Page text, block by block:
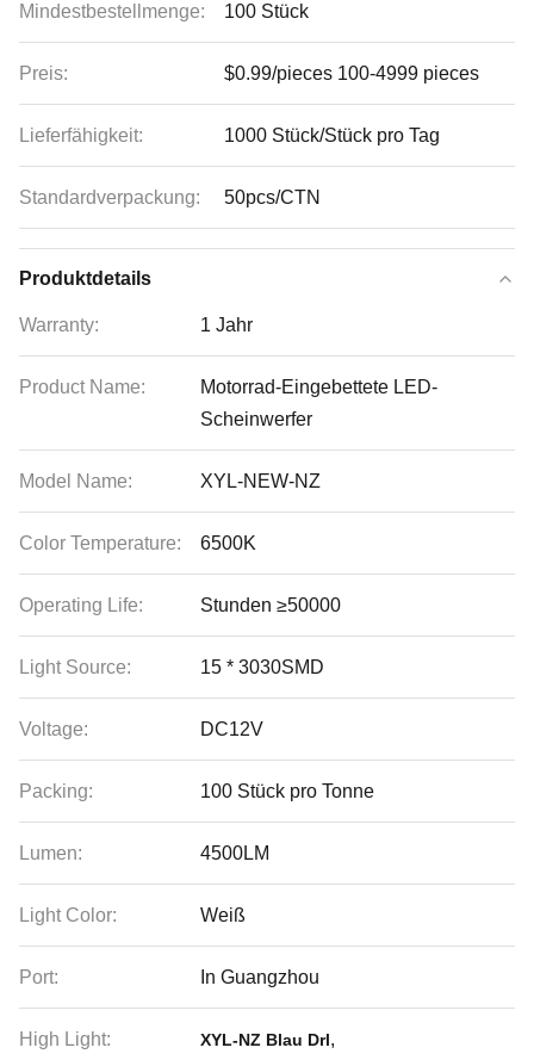
Mindestbestellmenge: 100 Stück
Preis: $0.99/pieces 100-4999 pieces
Lieferfähigkeit: 1000 Stück/Stück pro Tag
Standardverpackung: 50pcs/CTN
Produktdetails
Warranty: 1 Jahr
Product Name:
Motorrad-Eingebettete LED-
Scheinwerfer
Model Name: XYL-NEW-NZ
Color Temperature: 6500K
Operating Life: Stunden ≥50000
Light Source: 15 * 3030SMD
Voltage: DC12V
Packing: 100 Stück pro Tonne
Lumen: 4500LM
Light Color: Weiß
Port: In Guangzhou
High Light: XYL-NZ Blau Drl,